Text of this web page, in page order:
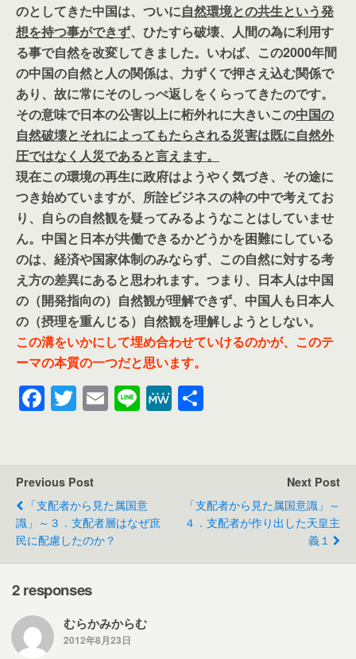
のとしてきた中国は、ついに自然環境との共生という発
想を持つ事ができず、ひたすら破壊、人間の為に利用す
る事で自然を改変してきました。いわば、この2000年間
の中国の自然と人の関係は、力ずくで押さえ込む関係で
あり、故に常にそのしっぺ返しをくらってきたのです。
その意味で日本の公害以上に桁外れに大きいこの中国の
自然破壊とそれによってもたらされる災害は既に自然外
圧ではなく人災であると言えます。
現在この環境の再生に政府はようやく気づき、その途に
つき始めていますが、所詮ビジネスの枠の中で考えてお
り、自らの自然観を疑ってみるようなことはしていませ
ん。中国と日本が共働できるかどうかを困難にしている
のは、経済や国家体制のみならず、 この自然に対する考
え方の差異にあると思われます。つまり、日本人は中国
の（開発指向の）自然観が理解できず、中国人も日本人
の（摂理を重んじる）自然観を理解しようとしない。
この溝をいかにして埋め合わせていけるのかが、このテ
ーマの本質の一つだと思います。
F
a
e
b
o
o
k
T
w
er
E
m
Li
n
M
e
Previous Post
「支配者から見た属国意
識」～３．支配者層はなぜ庶
民に配慮したのか？
Next Post
「支配者から見た属国意識」～
４．支配者が作り出した天皇主
義１
2 responses
むらかみからむ
2012年8月23日